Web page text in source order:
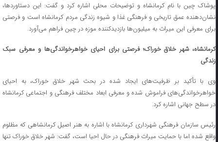
پوشاک چین با نام کرمانشاه و توضیحات محلی اشاره کرد و گفت: این دستاوردها،
نشان‌دهنده عمق تاریخی و فرهنگی غذا و شیوه زندگی مردم کرمانشاه است و فرصتی
برای معرفی این میراث به میلیون‌ها بازدیدکننده موزه در چین فراهم می‌آورد.
کرمانشاه، شهر خلاق خوراک؛ فرصتی برای احیای خواهرخواندگی‌ها و معرفی سبک
زندگی
وی با تأکید بر ظرفیت‌های ایجاد شده در بحث شهر خلاق خوراک، به احیای
خواهرخواندگی‌های فراموش شده و معرفی ابعاد مختلف فرهنگی و اجتماعی کرمانشاه
در سطح جهانی اشاره کرد.
رئیس سازمان فرهنگی شهرداری کرمانشاه با اشاره به هنر اصیل کرمانشاهی که مظلوم
واقع شده اما با حمایت میراث فرهنگی در حال احیا است، گفت: شهر خلاق خوراک تنها